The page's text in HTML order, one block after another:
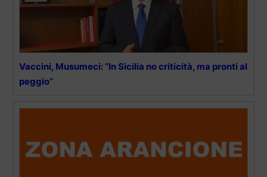
Vaccini, Musumeci: “In Sicilia no criticità, ma pronti al
peggio”